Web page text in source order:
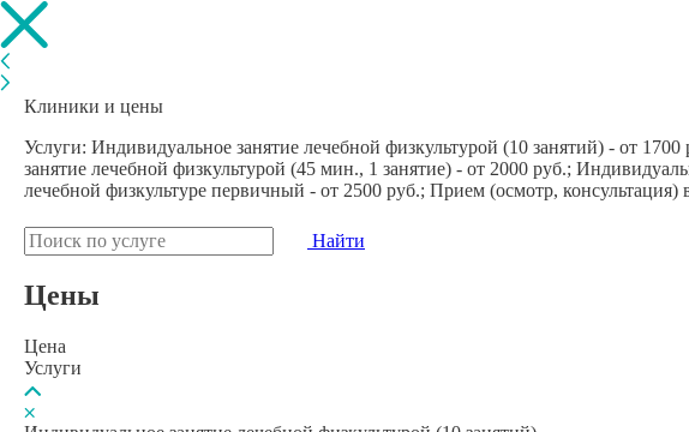
Клиники и цены
Услуги: Индивидуальное занятие лечебной физкультурой (10 занятий) - от
занятие лечебной физкультурой (45 мин., 1 занятие) - от 2000 руб.;
лечебной физкультуре первичный - от 2500 руб.; Прием (осмотр,
Найти
Цены
Цена
Услуги